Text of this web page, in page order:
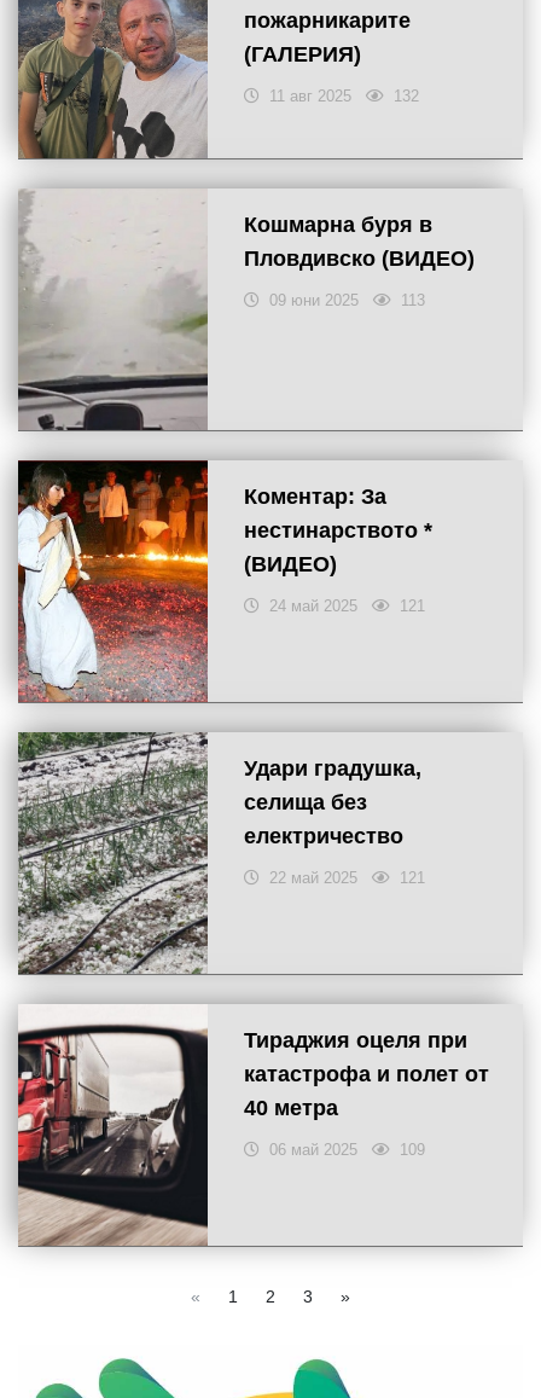
пожарникарите
(ГАЛЕРИЯ)
11 авг 2025 132
Кошмарна буря в
Пловдивско (ВИДЕО)
09 юни 2025 113
Коментар: За
нестинарството *
(ВИДЕО)
24 май 2025 121
Удари градушка,
селища без
електричество
22 май 2025 121
Тираджия оцеля при
катастрофа и полет от
40 метра
06 май 2025 109
« 1 2 3 »